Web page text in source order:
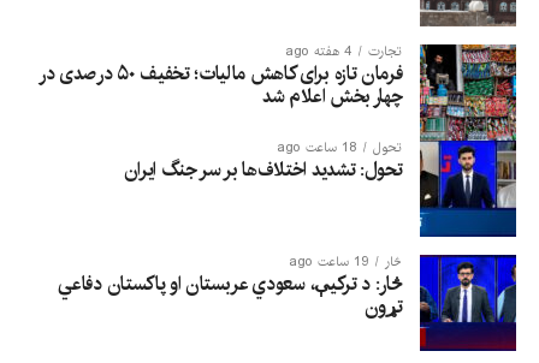
تجارت 4 هفته ago
فرمان تازه برای کاهش مالیات؛ تخفیف ۵۰ درصدی در
چهار بخش اعلام شد
تحول 18 ساعت ago
تحول: تشدید اختلاف‌ها بر سر جنگ ایران
څار 19 ساعت ago
څار: د ترکیې، سعودي عربستان او پاکستان دفاعي
تړون